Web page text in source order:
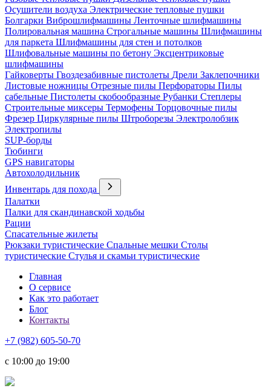
Осушители воздуха Электрические тепловые пушки
Болгарки Виброшлифмашины Ленточные шлифмашины
Полировальная машина Строгальные машины Шлифмашины
для паркета Шлифмашины для стен и потолков
Шлифовальные машины по бетону Эксцентриковые
шлифмашины
Гайковерты Гвоздезабивные пистолеты Дрели Заклепочники
Листовые ножницы Отрезные пилы Перфораторы Пилы
сабельные Пистолеты скобообразные Рубанки Степлеры
Строительные миксеры Термофены Торцовочные пилы
Фрезер Циркулярные пилы Штроборезы Электролобзик
Электропилы
SUP-борды
Тюбинги
GPS навигаторы
Автохолодильник
Инвентарь для похода
Палатки
Палки для скандинавской ходьбы
Рации
Спасательные жилеты
Рюкзаки туристические Спальные мешки Столы
туристические Стулья и скамьи туристические
Главная
О сервисе
Как это работает
Блог
Контакты
+7 (982) 605-50-70
c 10:00 до 19:00